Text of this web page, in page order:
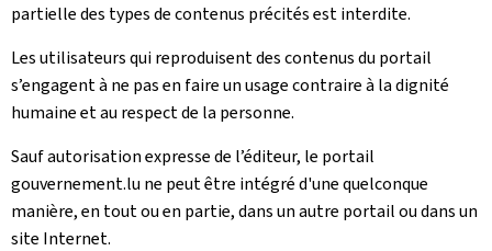
partielle des types de contenus précités est interdite.
Les utilisateurs qui reproduisent des contenus du portail
s’engagent à ne pas en faire un usage contraire à la dignité
humaine et au respect de la personne.
Sauf autorisation expresse de l’éditeur, le portail
gouvernement.lu ne peut être intégré d'une quelconque
manière, en tout ou en partie, dans un autre portail ou dans un
site Internet.